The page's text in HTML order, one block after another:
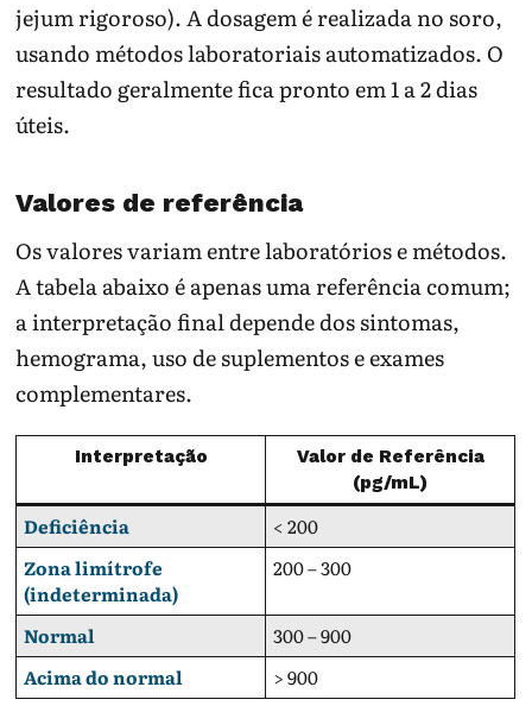
jejum rigoroso). A dosagem é realizada no soro,
usando métodos laboratoriais automatizados. O
resultado geralmente fica pronto em 1 a 2 dias
úteis.
Valores de referência
Os valores variam entre laboratórios e métodos.
A tabela abaixo é apenas uma referência comum;
a interpretação final depende dos sintomas,
hemograma, uso de suplementos e exames
complementares.
Interpretação
Valor de Referência
(pg/mL)
Deficiência
< 200
Zona limítrofe
(indeterminada)
200 – 300
Normal
300 – 900
Acima do normal
> 900